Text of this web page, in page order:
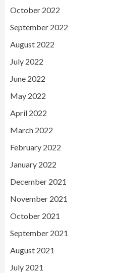
October 2022
September 2022
August 2022
July 2022
June 2022
May 2022
April 2022
March 2022
February 2022
January 2022
December 2021
November 2021
October 2021
September 2021
August 2021
July 2021